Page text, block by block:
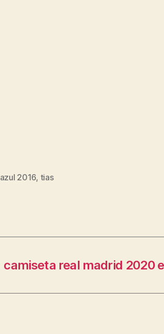
2016, tias
camiseta real madrid 2020